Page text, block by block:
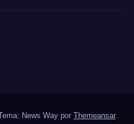
News Way por Themeansar.